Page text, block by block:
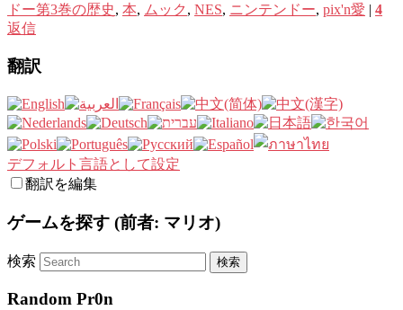
ドー第3巻の歴史, 本, ムック , NES, ニンテンドー, pix'n愛 | 4
返信
翻訳
デフォルト言語として設定
翻訳を編集
ゲームを探す (前者: マリオ)
検索
Random Pr0n